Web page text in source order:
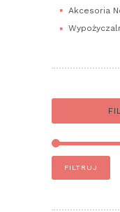
Akcesoria
FILTRUJ